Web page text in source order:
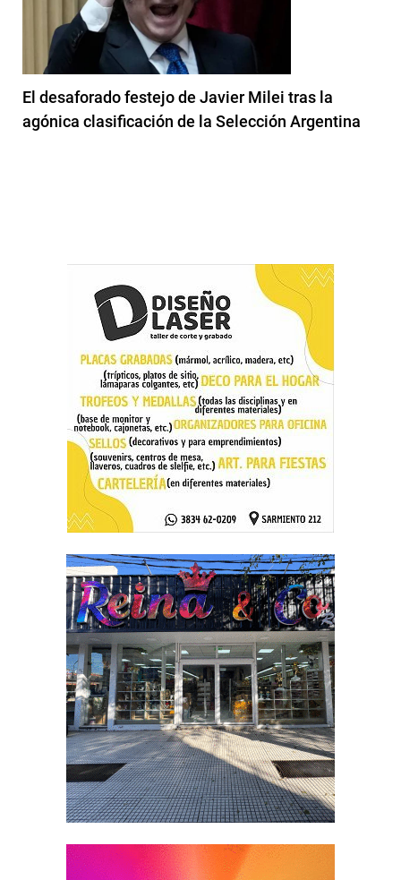
El desaforado festejo de Javier Milei tras la
agónica clasificación de la Selección Argentina